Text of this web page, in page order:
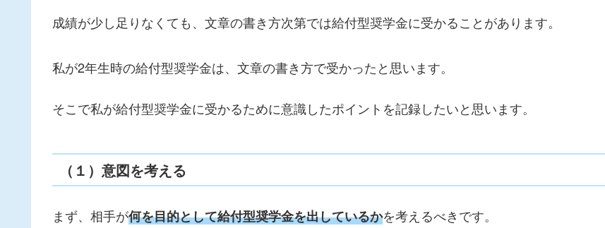
成績が少し足りなくても、文章の書き方次第では給付型奨学金に受かることがあります。
私が2年生時の給付型奨学金は、文章の書き方で受かったと思います。
そこで私が給付型奨学金に受かるために意識したポイントを記録したいと思います。
（１）意図を考える
まず、相手が何を目的として給付型奨学金を出しているかを考えるべきです。